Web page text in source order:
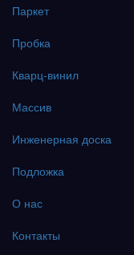
Паркет
Пробка
Кварц-винил
Массив
Инженерная доска
Подложка
О нас
Контакты